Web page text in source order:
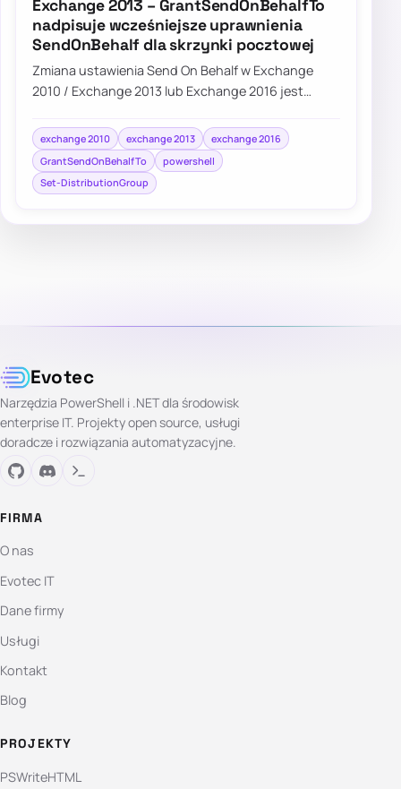
Exchange 2013 – GrantSendOnBehalfTo
nadpisuje wcześniejsze uprawnienia
SendOnBehalf dla skrzynki pocztowej
Zmiana ustawienia Send On Behalf w Exchange
2010 / Exchange 2013 lub Exchange 2016 jest
sposób z E…
exchange 2010 exchange 2013
exchange 2016
GrantSendOnBehalfTo
powershell
Set-DistributionGroup
Evotec
Narzędzia PowerShell i .NET dla środowisk
enterprise IT. Projekty open source, usługi
doradcze i rozwiązania automatyzacyjne.
FIRMA
O nas
Evotec IT
Dane firmy
Usługi
Kontakt
Blog
PROJEKTY
PSWriteHTML